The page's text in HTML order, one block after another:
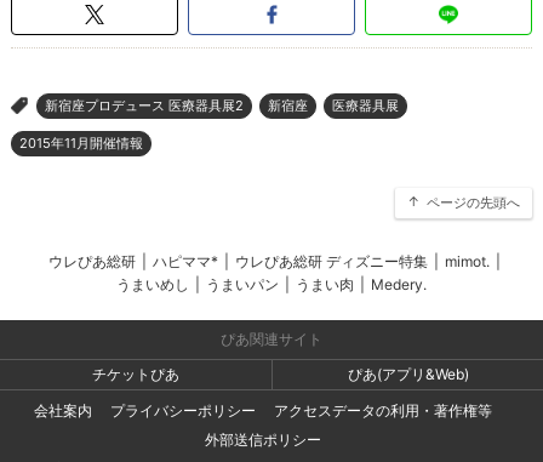
> 新宿座プロデュース 医療器具展2 新宿座 医療器具展
2015年11月開催情報
ページの先頭へ
ウレぴあ総研 ハピママ* ウレぴあ総研 ディズニー特集 mimot.
うまいめし
うまいパン うまい肉 Medery.
ぴあ関連サイト
チケットぴあ
ぴあ(アプリ&Web)
会社案内
プライバシーポリシー
アクセスデータの利用・著作権等
外部送信ポリシー